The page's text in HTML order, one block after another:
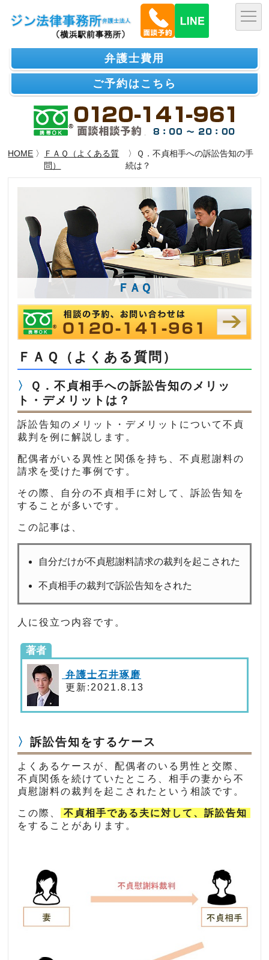
弁護士費用
ご予約はこちら
HOME 〉
ＦＡＱ（よくある質
問）
〉Ｑ．不貞相手への訴訟告知の手
続は？
ＦＡＱ
ＦＡＱ（よくある質問）
Ｑ．不貞相手への訴訟告知のメリッ
ト・デメリットは？
訴訟告知のメリット・デメリットについて不貞
裁判を例に解説します。
配偶者がいる異性と関係を持ち、不貞慰謝料の
請求を受けた事例です。
その際、自分の不貞相手に対して、訴訟告知を
することが多いです。
この記事は、
自分だけが不貞慰謝料請求の裁判を起こされた
不貞相手の裁判で訴訟告知をされた
人に役立つ内容です。
著者
弁護士石井琢磨
更新:2021.8.13
訴訟告知をするケース
よくあるケースが、配偶者のいる男性と交際、
不貞関係を続けていたところ、相手の妻から不
貞慰謝料の裁判を起こされたという相談です。
この際、
不貞相手である夫に対して、訴訟告知
をすることがあります。